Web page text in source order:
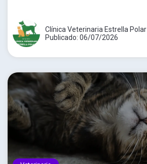
Clínica Veterinaria Estrella Polar
Publicado: 06/07/2026